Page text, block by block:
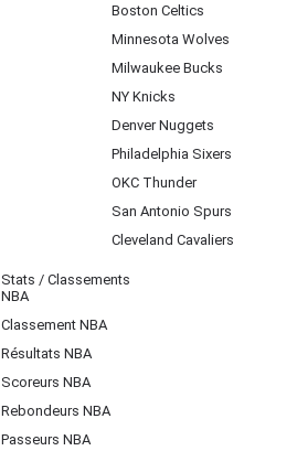
Boston Celtics
Minnesota Wolves
Milwaukee Bucks
NY Knicks
Denver Nuggets
Philadelphia Sixers
OKC Thunder
San Antonio Spurs
Cleveland Cavaliers
Stats / Classements
NBA
Classement NBA
Résultats NBA
Scoreurs NBA
Rebondeurs NBA
Passeurs NBA